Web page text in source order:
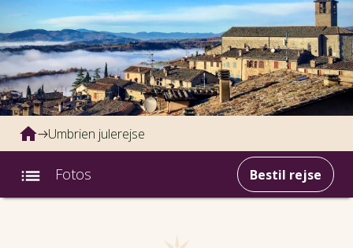
Umbrien julerejse
Fotos Bestil rejse